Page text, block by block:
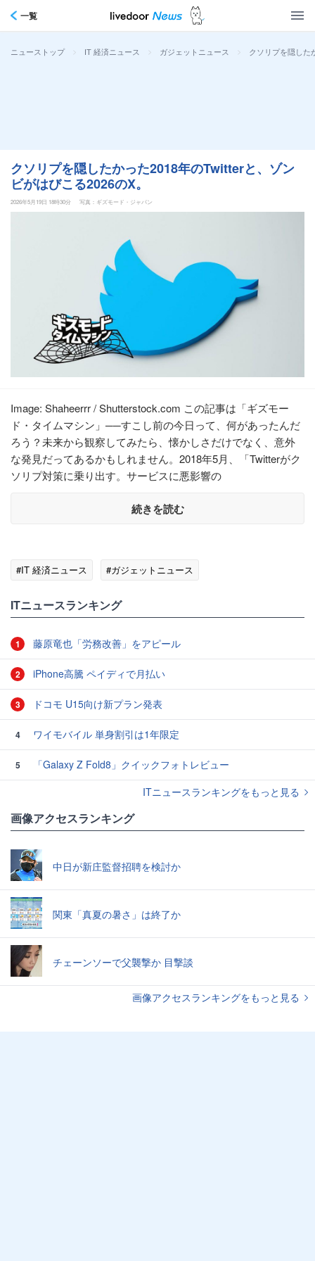
一覧
ニューストップ > IT 経済ニュース > ガジェットニュース > クソリプを隠し
クソリプを隠したかった2018年のTwitterと、ゾン
ビがはびこる2026のX。
2026年5月19日 18時30分 写真：ギズモード・ジャパン
Image: Shaheerrr / Shutterstock.com この記事は「ギズモー
ド・タイムマシン」──すこし前の今日って、何があったんだ
ろう？未来から観察してみたら、懐かしさだけでなく、意外
な発見だってあるかもしれません。2018年5月、「Twitterがク
ソリプ対策に乗り出す。サービスに悪影響の
続きを読む
#IT 経済ニュース #ガジェットニュース
ITニュースランキング
1 藤原竜也「労務改善」をアピール
2 iPhone高騰 ペイディで月払い
3 ドコモ U15向け新プラン発表
4 ワイモバイル 単身割引は1年限定
5
「Galaxy Z Fold8」クイックフォトレビュー
ITニュースランキングをもっと見る
画像アクセスランキング
中日が新庄監督招聘を検討か
関東「真夏の暑さ」は終了か
チェーンソーで父襲撃か 目撃談
画像アクセスランキングをもっと見る